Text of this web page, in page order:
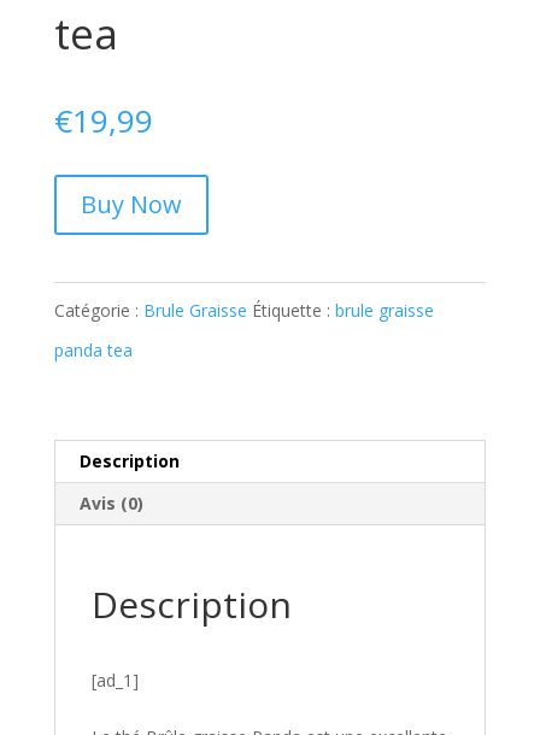
tea
€19,99
Buy Now
Catégorie : Brule Graisse Étiquette : brule graisse
panda tea
Description
Avis (0)
Description
[ad_1]